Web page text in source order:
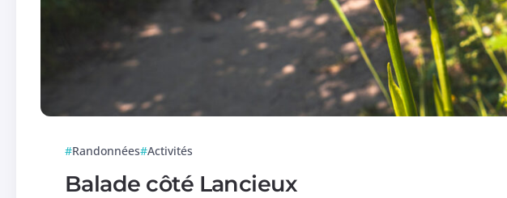
Randonnées Activités
Balade côté Lancieux